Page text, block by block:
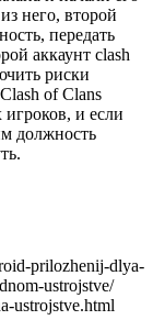
него, второй
передать
аккаунт clash
риски
of Clans
игроков, и если
должность
prilozhenij-dlya-
ustrojstve/
ustrojstve.html